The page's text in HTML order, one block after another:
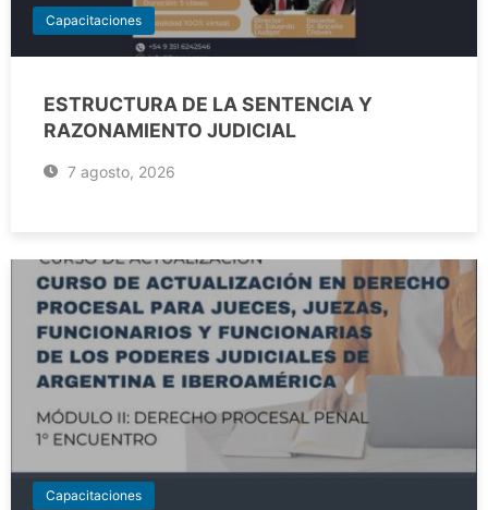
Capacitaciones
ESTRUCTURA DE LA SENTENCIA Y
RAZONAMIENTO JUDICIAL
7 agosto, 2026
Capacitaciones